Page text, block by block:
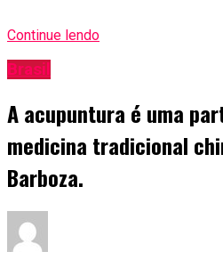
Continue lendo
Brasil
A acupuntura é uma
medicina tradicional
Barboza.